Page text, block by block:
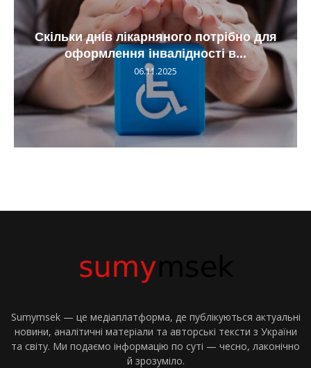
Скільки днів лікарняного потрібно для
оформлення інвалідності в...
06.11.2025
Sumymsek — це медіаплатформа, де публікуються актуальні
новини, аналітичні матеріали та авторські тексти з України
та світу. Ми подаємо інформацію по суті — чесно, лаконічно
й зрозуміло.